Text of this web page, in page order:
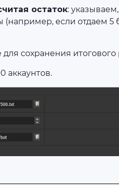
остаток:
(например, если отдаем
для сохранения итогового
аккаунтов.